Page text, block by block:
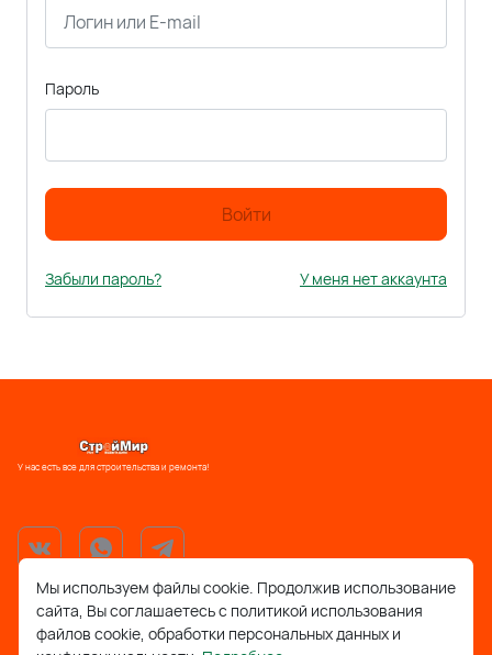
Пароль
Войти
Забыли пароль? У меня нет аккаунта
У нас есть все для строительства и ремонта!
support@stroymir48.ru
Мы используем файлы cookie. Продолжив использование
сайта, Вы соглашаетесь с политикой использования
файлов cookie, обработки персональных данных и